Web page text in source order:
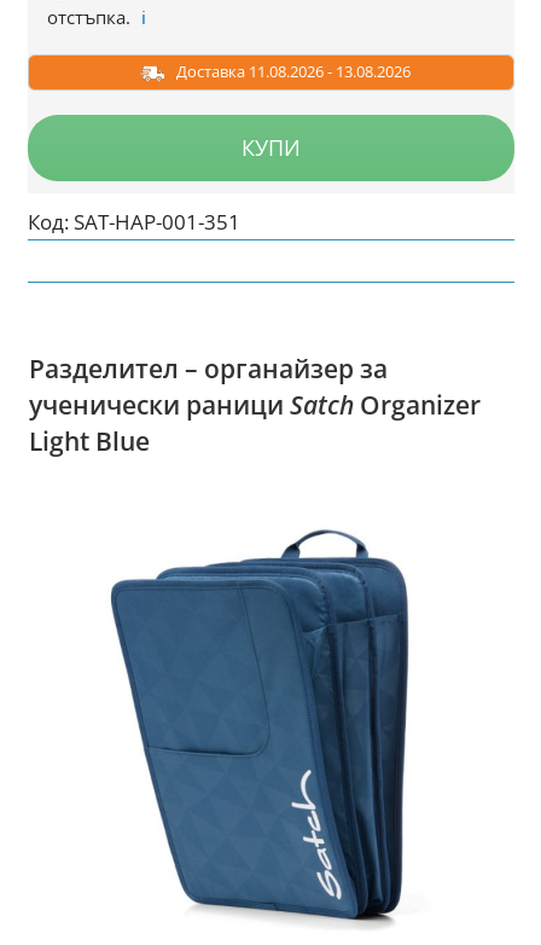
отстъпка. ℹ️
Доставка 11.08.2026 - 13.08.2026
КУПИ
Код:SAT-HAP-001-351
Разделител – органайзер за
ученически ранициSatch Organizer
Light Blue